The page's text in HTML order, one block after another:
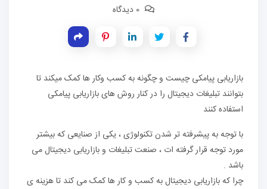
بازاریابی پیامکی چیست و چگونه به کسب وکار ها کمک میکند تا
بتوانند تبلیغات دیجیتال را در کنار روش های بازاریابی پیامکی
استفاده کنند
با توجه به پیشرفته تر شدن تکنولوژی ، یکی از صنایعی که بیشتر
مورد توجه قرار گرفته ات ، صنعت تبلیغات و بازاریابی دیجیتال می
باشد .
چرا که بازاریابی دیجیتال به کسب و کار ها کمک می کند تا هزینه ی